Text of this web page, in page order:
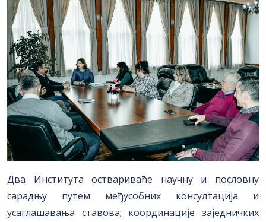
Два Института оствариваће научну и пословну
сарадњу путем међусобних консултација и
усаглашавања ставова; координације заједничких